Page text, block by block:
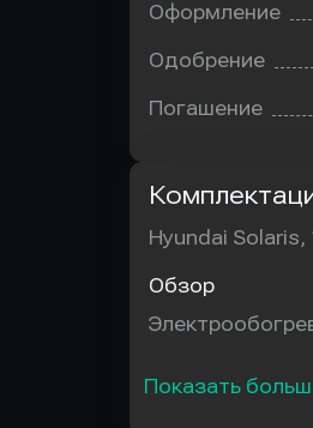
Оформление
Одобрение
Погашение
Hyundai Solaris,
Обзор
Показать